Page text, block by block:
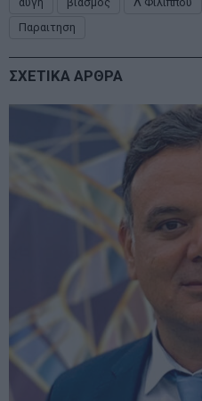
Παραιτηση
ΣΧΕΤΙΚΑ ΑΡΘΡΑ